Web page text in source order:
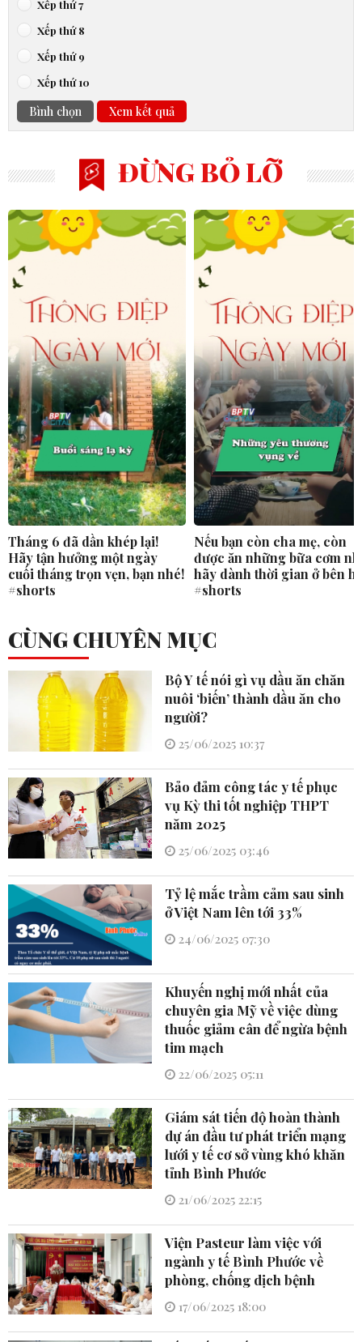
Xếp thứ 7
Xếp thứ 8
Xếp thứ 9
Xếp thứ 10
Bình chọn Xem kết quả
ĐỪNG BỎ LỠ
Tháng 6 đã dần khép lại!
Hãy tận hưởng một ngày
cuối tháng trọn vẹn, bạn nhé!
#shorts
Nếu bạn còn cha mẹ, còn
được ăn những bữa cơm
hãy dành thời gian ở bên
#shorts
CÙNG CHUYÊN MỤC
Bộ Y tế nói gì vụ dầu ăn chăn
nuôi ‘biến’ thành dầu ăn cho
người?
25/06/2025 10:37
Bảo đảm công tác y tế phục
vụ Kỳ thi tốt nghiệp THPT
năm 2025
25/06/2025 03:46
Tỷ lệ mắc trầm cảm sau sinh
ở Việt Nam lên tới 33%
24/06/2025 07:30
Khuyến nghị mới nhất của
chuyên gia Mỹ về việc dùng
thuốc giảm cân để ngừa bệnh
tim mạch
22/06/2025 05:11
Giám sát tiến độ hoàn thành
dự án đầu tư phát triển mạng
lưới y tế cơ sở vùng khó khăn
tỉnh Bình Phước
21/06/2025 22:15
Viện Pasteur làm việc với
ngành y tế Bình Phước về
phòng, chống dịch bệnh
17/06/2025 18:00